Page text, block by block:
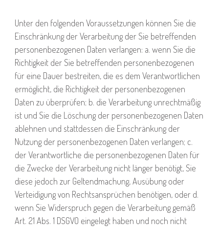
Unter den folgenden Voraussetzungen können Sie die
Einschränkung der Verarbeitung der Sie betreffenden
personenbezogenen Daten verlangen: a. wenn Sie die
Richtigkeit der Sie betreffenden personenbezogenen
für eine Dauer bestreiten, die es dem Verantwortlichen
ermöglicht, die Richtigkeit der personenbezogenen
Daten zu überprüfen; b. die Verarbeitung unrechtmäßig
ist und Sie die Löschung der personenbezogenen Daten
ablehnen und stattdessen die Einschränkung der
Nutzung der personenbezogenen Daten verlangen; c.
der Verantwortliche die personenbezogenen Daten für
die Zwecke der Verarbeitung nicht länger benötigt, Sie
diese jedoch zur Geltendmachung, Ausübung oder
Verteidigung von Rechtsansprüchen benötigen, oder d.
wenn Sie Widerspruch gegen die Verarbeitung gemäß
Art. 21 Abs. 1 DSGVO eingelegt haben und noch nicht